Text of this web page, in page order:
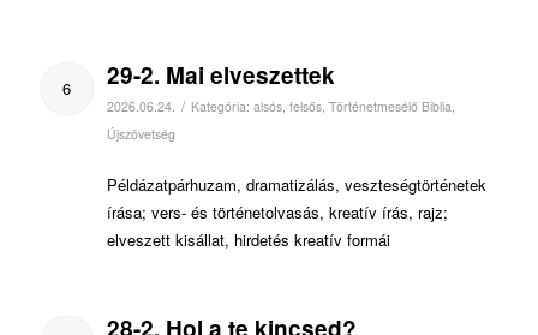
6 29-2. Mai elveszettek
2026.06.24. / Kategória: alsós, felsős, Történetmesélő Biblia,
Újszövetség
Példázatpárhuzam, dramatizálás, veszteségtörténetek
írása; vers- és történetolvasás, kreatív írás, rajz;
elveszett kisállat, hirdetés kreatív formái